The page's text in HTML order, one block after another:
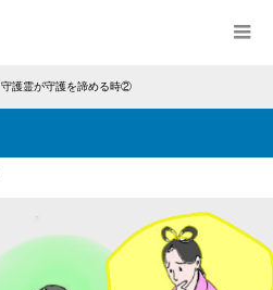
守護霊が守護を諦める時②